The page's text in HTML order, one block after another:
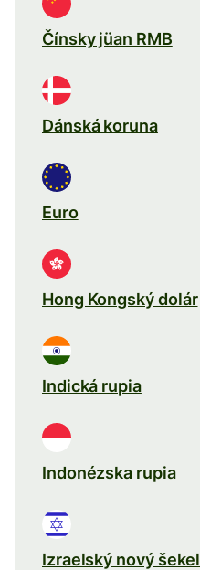
Čínsky jüan RMB
Dánská koruna
Euro
Hong Kongský dolár
Indická rupia
Indonézska rupia
Izraelský nový šekel